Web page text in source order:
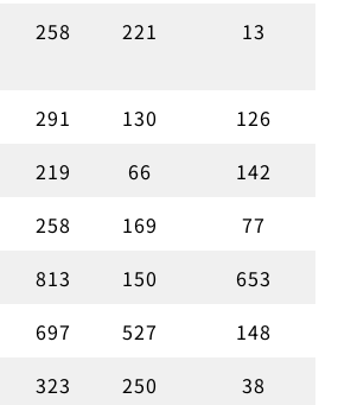
258 221 13
291 130
126
219 66
142
258 169
77
813 150
653
697 527
148
323 250
38